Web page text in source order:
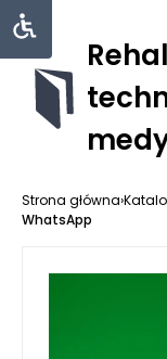
Strona główna›
WhatsApp